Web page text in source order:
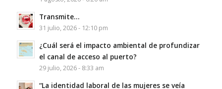
Transmite…
31 julio, 2026 - 12:10 pm
¿Cuál será el impacto ambiental de profundizar
el canal de acceso al puerto?
29 julio, 2026 - 8:33 am
“La identidad laboral de las mujeres se veía